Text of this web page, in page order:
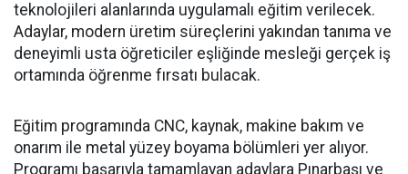
teknolojileri alanlarında uygulamalı eğitim verilecek.
Adaylar, modern üretim süreçlerini yakından tanıma ve
deneyimli usta öğreticiler eşliğinde mesleği gerçek iş
ortamında öğrenme fırsatı bulacak.
Eğitim programında CNC, kaynak, makine bakım ve
onarım ile metal yüzey boyama bölümleri yer alıyor.
Programı başarıyla tamamlayan adaylara Pınarbaşı ve